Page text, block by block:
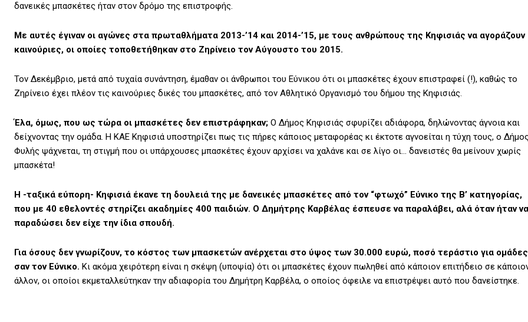
δανεικές μπασκέτες ήταν στον δρόμο της επιστροφής.
Με αυτές έγιναν οι αγώνες στα πρωταθλήματα 2013-’14 και 2014-’15, με τους ανθρώπους της Κηφισιάς να αγοράζουν
καινούριες, οι οποίες τοποθετήθηκαν στο Ζηρίνειο τον Αύγουστο του 2015.
Τον Δεκέμβριο, μετά από τυχαία συνάντηση, έμαθαν οι άνθρωποι του Εύνικου ότι οι μπασκέτες έχουν επιστραφεί (!), καθώς το
Ζηρίνειο έχει πλέον τις καινούριες δικές του μπασκέτες, από τον Αθλητικό Οργανισμό του δήμου της Κηφισιάς.
Έλα, όμως, που ως τώρα οι μπασκέτες δεν επιστράφηκαν; Ο Δήμος Κηφισιάς σφυρίζει αδιάφορα, δηλώνοντας άγνοια και
δείχνοντας την ομάδα. Η ΚΑΕ Κηφισιά υποστηρίζει πως τις πήρες κάποιος μεταφορέας κι έκτοτε αγνοείται η τύχη τους, ο
Φυλής ψάχνεται, τη στιγμή που οι υπάρχουσες μπασκέτες έχουν αρχίσει να χαλάνε και σε λίγο οι… δανειστές θα μείνουν χωρίς
μπασκέτα!
Η -ταξικά εύπορη- Κηφισιά έκανε τη δουλειά της με δανεικές μπασκέτες από τον “φτωχό” Εύνικο της Β’ κατηγορίας,
που με 40 εθελοντές στηρίζει ακαδημίες 400 παιδιών. Ο Δημήτρης Καρβέλας έσπευσε να παραλάβει, αλά όταν ήταν να
παραδώσει δεν είχε την ίδια σπουδή.
Για όσους δεν γνωρίζουν, το κόστος των μπασκετών ανέρχεται στο ύψος των 30.000 ευρώ, ποσό τεράστιο για ομάδες
σαν τον Εύνικο. Κι ακόμα χειρότερη είναι η σκέψη (υποψία) ότι οι μπασκέτες έχουν πωληθεί από κάποιον επιτήδειο σε
άλλον, οι οποίοι εκμεταλλεύτηκαν την αδιαφορία του Δημήτρη Καρβέλα, ο οποίος όφειλε να επιστρέψει αυτό που δανείστηκε.